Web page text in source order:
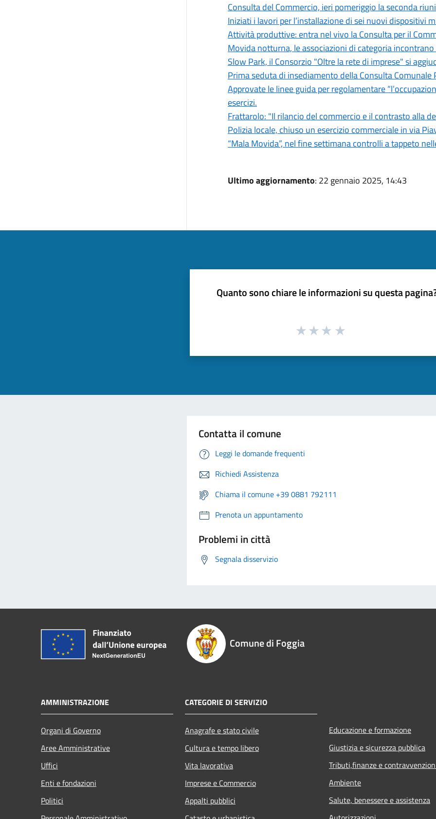
Consulta del Commercio, ieri pomeriggio la seconda
Iniziati i lavori per l’installazione di sei nuovi dispositivi
Attività produttive: entra nel vivo la Consulta per il
Movida notturna, le associazioni di categoria
Slow Park, il Consorzio "Oltre la rete di imprese" si
Prima seduta di insediamento della Consulta
Approvate le linee guida per regolamentare
esercizi.
Frattarolo: "Il rilancio del commercio e il contrasto alla
Polizia locale, chiuso un esercizio commerciale in via
“Mala Movida”, nel fine settimana controlli a tappeto
Ultimo aggiornamento: 22 gennaio 2025, 14:43
Quanto sono chiare le informazioni su questa
Contatta il comune
Leggi le domande frequenti
Richiedi Assistenza
Chiama il comune +39 0881 792111
Prenota un appuntamento
Problemi in città
Segnala disservizio
Comune di Foggia
AMMINISTRAZIONE
Organi di Governo
Aree Amministrative
Uffici
Enti e fondazioni
Politici
CATEGORIE DI SERVIZIO
Anagrafe e stato civile
Cultura e tempo libero
Vita lavorativa
Imprese e Commercio
Appalti pubblici
Educazione e formazione
Giustizia e sicurezza pubblica
Tributi,finanze e
Ambiente
Salute, benessere e assistenza